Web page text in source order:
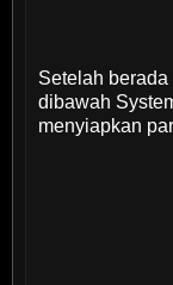
Setelah
dibawah
menyiapkan